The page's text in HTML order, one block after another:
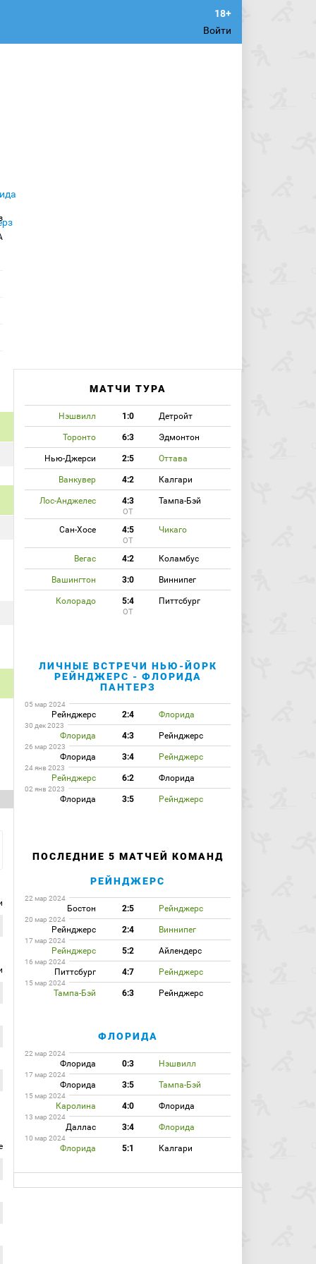
Войти
МАТЧИ ТУРА
Нэшвилл 1:0 Детройт
Торонто 6:3 Эдмонтон
Нью-Джерси 2:5 Оттава
Ванкувер 4:2 Калгари
Лос-Анджелес 4:3 Тампа-Бэй
ОТ
Сан-Хосе 4:5 Чикаго
ОТ
Вегас 4:2 Коламбус
Вашингтон 3:0 Виннипег
Колорадо 5:4 Питтсбург
ОТ
ЛИЧНЫЕ ВСТРЕЧИ НЬЮ-ЙОРК
РЕЙНДЖЕРС - ФЛОРИДА
ПАНТЕРЗ
05 мар 2024
Рейнджерс 2:4 Флорида
30 дек 2023
Флорида 4:3 Рейнджерс
26 мар 2023
Флорида 3:4 Рейнджерс
24 янв 2023
Рейнджерс 6:2 Флорида
02 янв 2023
Флорида 3:5 Рейнджерс
ПОСЛЕДНИЕ 5 МАТЧЕЙ КОМАНД
РЕЙНДЖЕРС
22 мар 2024
Бостон 2:5 Рейнджерс
20 мар 2024
Рейнджерс 2:4 Виннипег
17 мар 2024
Рейнджерс 5:2 Айлендерс
16 мар 2024
Питтсбург 4:7 Рейнджерс
15 мар 2024
Тампа-Бэй 6:3 Рейнджерс
ФЛОРИДА
22 мар 2024
Флорида 0:3 Нэшвилл
17 мар 2024
Флорида 3:5 Тампа-Бэй
15 мар 2024
Каролина 4:0 Флорида
13 мар 2024
Даллас 3:4 Флорида
10 мар 2024
Флорида 5:1 Калгари